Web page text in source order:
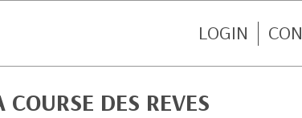
LOGIN
COURSE DES REVES